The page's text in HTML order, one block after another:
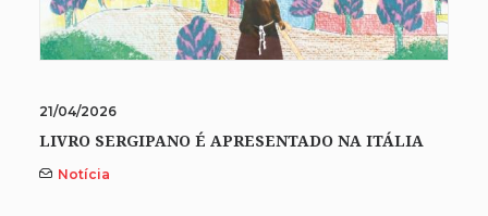
21/04/2026
LIVRO SERGIPANO É APRESENTADO NA ITÁLIA
Notícia